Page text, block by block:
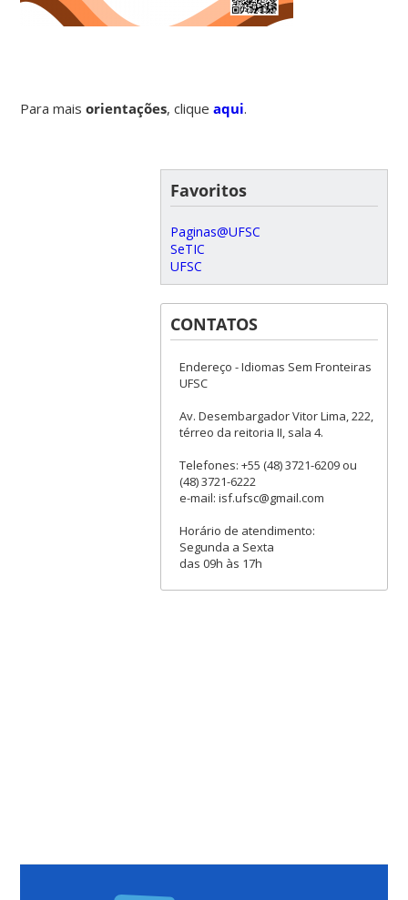
Para mais orientações, cliqueaqui.
Favoritos
Paginas@UFSC
SeTIC
UFSC
CONTATOS
Endereço - Idiomas Sem Fronteiras
UFSC
Av. Desembargador Vitor Lima, 222,
térreo da reitoria II, sala 4.
Telefones: +55 (48) 3721-6209 ou
(48) 3721-6222
e-mail: isf.ufsc@gmail.com
Horário de atendimento:
Segunda a Sexta
das 09h às 17h